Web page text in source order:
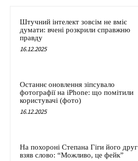
Штучний інтелект зовсім не вміє
думати: вчені розкрили справжню
правду
16.12.2025
Останнє оновлення зіпсувало
фотографії на iPhone: що помітили
користувачі (фото)
16.12.2025
На похороні Степана Гіги його друг
взяв слово: “Можливо, це фейк”